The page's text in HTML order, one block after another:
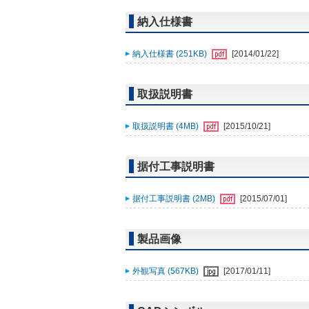
納入仕様書
納入仕様書 (251KB) [2014/01/22]
取扱説明書
取扱説明書 (4MB) [2015/10/21]
据付工事説明書
据付工事説明書 (2MB) [2015/07/01]
製品画像
外観写真 (567KB) [2017/01/11]